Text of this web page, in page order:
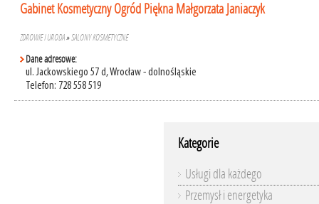
Gabinet Kosmetyczny Ogród Piękna Małgorzata Janiaczyk
ZDROWIE I URODA»SALONY KOSMETYCZNE
Dane adresowe:
ul. Jackowskiego 57 d, Wrocław - dolnośląskie
Telefon: 728 558 519
Kategorie
Usługi dla każdego
Przemysł i energetyka